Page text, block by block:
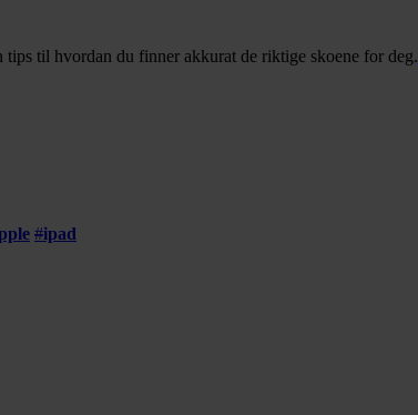
til hvordan du finner akkurat de riktige skoene for deg.
#ipad